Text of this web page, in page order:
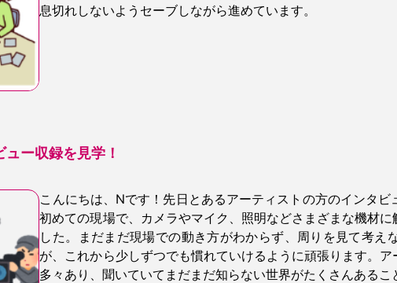
息切れしないようセーブしながら進めています。
ュー収録を見学！
こんにちは、Nです！先日とあるアーティストの方のインタビ
初めての現場で、カメラやマイク、照明などさまざまな機材
した。まだまだ現場での動き方がわからず、周りを見て考え
が、これから少しずつでも慣れていけるように頑張ります。
多々あり、聞いていてまだまだ知らない世界がたくさんあるこ